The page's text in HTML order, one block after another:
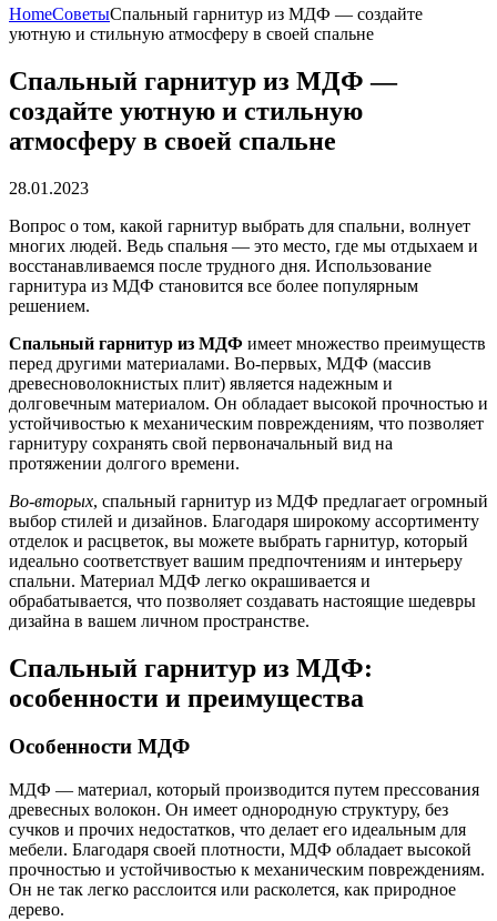
HomeСоветыСпальный гарнитур из МДФ — создайте
уютную и стильную атмосферу в своей спальне
Спальный гарнитур из МДФ —
создайте уютную и стильную
атмосферу в своей спальне
28.01.2023
Вопрос о том, какой гарнитур выбрать для спальни, волнует
многих людей. Ведь спальня — это место, где мы отдыхаем и
восстанавливаемся после трудного дня. Использование
гарнитура из МДФ становится все более популярным
решением.
Спальный гарнитур из МДФ имеет множество преимуществ
перед другими материалами. Во-первых, МДФ (массив
древесноволокнистых плит) является надежным и
долговечным материалом. Он обладает высокой прочностью и
устойчивостью к механическим повреждениям, что позволяет
гарнитуру сохранять свой первоначальный вид на
протяжении долгого времени.
Во-вторых, спальный гарнитур из МДФ предлагает огромный
выбор стилей и дизайнов. Благодаря широкому ассортименту
отделок и расцветок, вы можете выбрать гарнитур, который
идеально соответствует вашим предпочтениям и интерьеру
спальни. Материал МДФ легко окрашивается и
обрабатывается, что позволяет создавать настоящие шедевры
дизайна в вашем личном пространстве.
Спальный гарнитур из МДФ:
особенности и преимущества
Особенности МДФ
МДФ — материал, который производится путем прессования
древесных волокон. Он имеет однородную структуру, без
сучков и прочих недостатков, что делает его идеальным для
мебели. Благодаря своей плотности, МДФ обладает высокой
прочностью и устойчивостью к механическим повреждениям.
Он не так легко расслоится или расколется, как природное
дерево.